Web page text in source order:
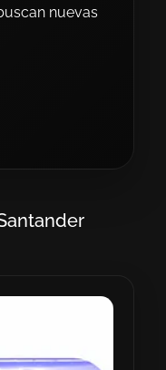
nuevas